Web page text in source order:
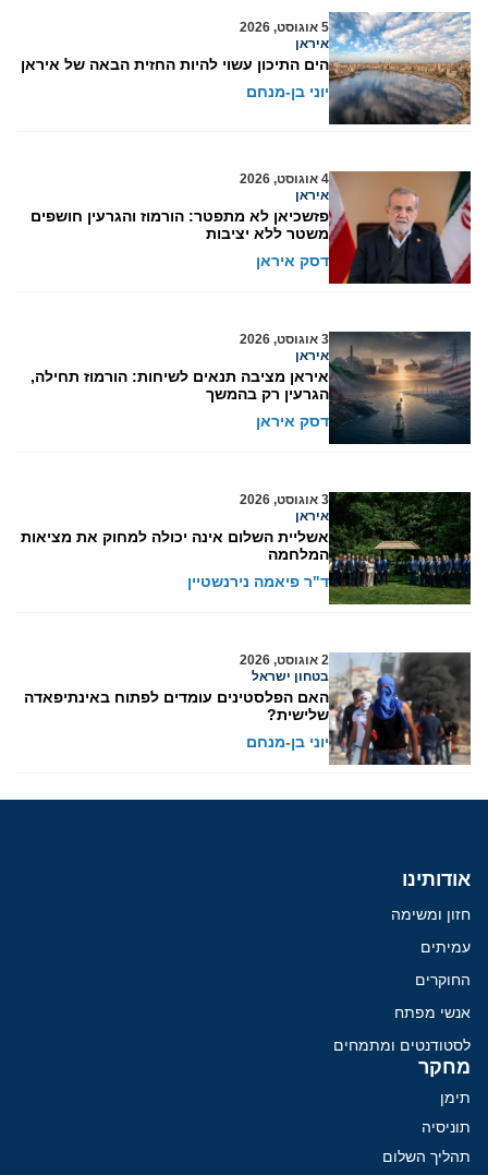
5 אוגוסט, 2026
איראן
הים התיכון עשוי להיות החזית הבאה של איראן
יוני בן-מנחם
4 אוגוסט, 2026
איראן
פזשכיאן לא מתפטר: הורמוז והגרעין חושפים
משטר ללא יציבות
דסק איראן
3 אוגוסט, 2026
איראן
איראן מציבה תנאים לשיחות: הורמוז תחילה,
הגרעין רק בהמשך
דסק איראן
3 אוגוסט, 2026
איראן
אשליית השלום אינה יכולה למחוק את מציאות
המלחמה
ד"ר פיאמה נירנשטיין
2 אוגוסט, 2026
בטחון ישראל
האם הפלסטינים עומדים לפתוח באינתיפאדה
שלישית?
יוני בן-מנחם
אודותינו
חזון ומשימה
עמיתים
החוקרים
אנשי מפתח
לסטודנטים ומתמחים
מחקר
תימן
תוניסיה
תהליך השלום